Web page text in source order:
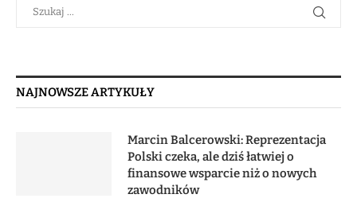
NAJNOWSZE ARTYKUŁY
Marcin Balcerowski: Reprezentacja
Polski czeka, ale dziś łatwiej o
finansowe wsparcie niż o nowych
zawodników